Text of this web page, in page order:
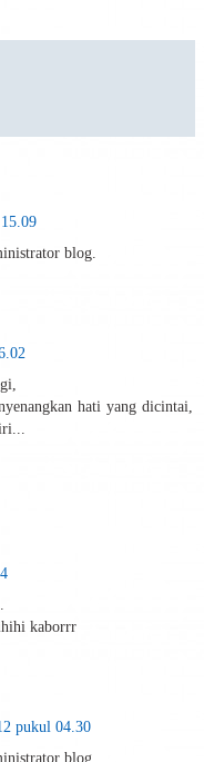
blog.
hati yang dicintai,
kaborrr
pukul 04.30
blog.